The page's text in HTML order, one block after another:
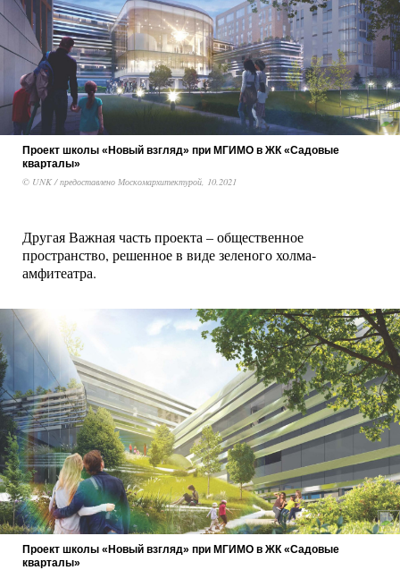
Проект школы «Новый взгляд» при МГИМО в ЖК «Садовые
кварталы»
© UNK / предоставлено Москомархитектурой, 10.2021
Другая Важная часть проекта – общественное
пространство, решенное в виде зеленого холма-
амфитеатра.
Проект школы «Новый взгляд» при МГИМО в ЖК «Садовые
кварталы»